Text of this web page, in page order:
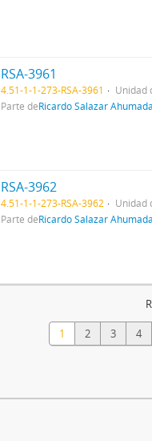
RSA-3961
4.51-1-1-273-RSA-3961
Unidad
Parte deRicardo Salazar Ahumada
RSA-3962
4.51-1-1-273-RSA-3962
Unidad
Parte deRicardo Salazar Ahumada
1 2 3 4